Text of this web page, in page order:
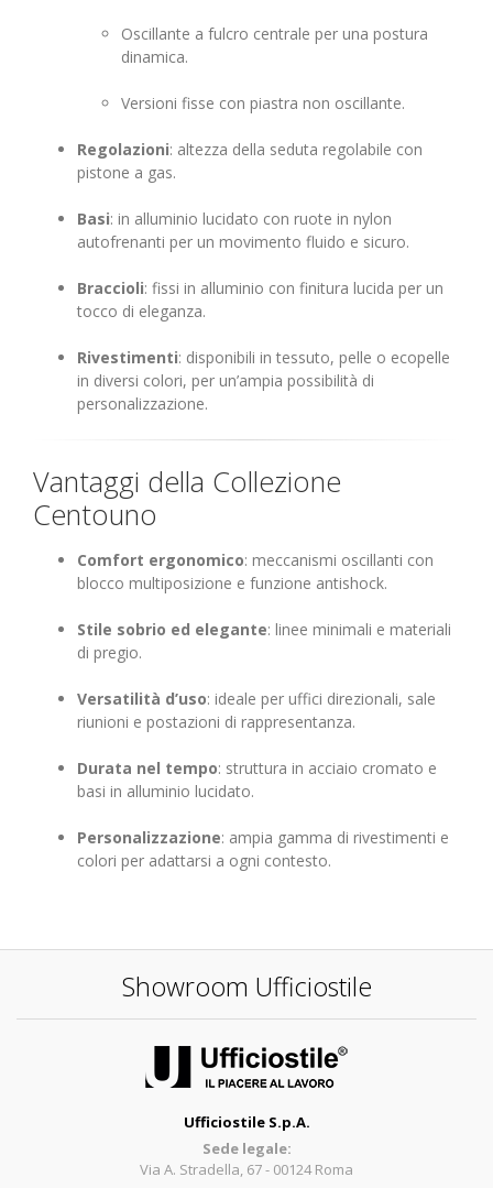
Oscillante a fulcro centrale per una postura
dinamica.
Versioni fisse con piastra non oscillante.
Regolazioni: altezza della seduta regolabile con
pistone a gas.
Basi: in alluminio lucidato con ruote in nylon
autofrenanti per un movimento fluido e sicuro.
Braccioli: fissi in alluminio con finitura lucida per un
tocco di eleganza.
Rivestimenti: disponibili in tessuto, pelle o ecopelle
in diversi colori, per un’ampia possibilità di
personalizzazione.
Vantaggi della Collezione
Centouno
Comfort ergonomico: meccanismi oscillanti con
blocco multiposizione e funzione antishock.
Stile sobrio ed elegante: linee minimali e materiali
di pregio.
Versatilità d’uso: ideale per uffici direzionali, sale
riunioni e postazioni di rappresentanza.
Durata nel tempo: struttura in acciaio cromato e
basi in alluminio lucidato.
Personalizzazione: ampia gamma di rivestimenti e
colori per adattarsi a ogni contesto.
Showroom Ufficiostile
Ufficiostile S.p.A.
Sede legale:
Via A. Stradella, 67 - 00124 Roma